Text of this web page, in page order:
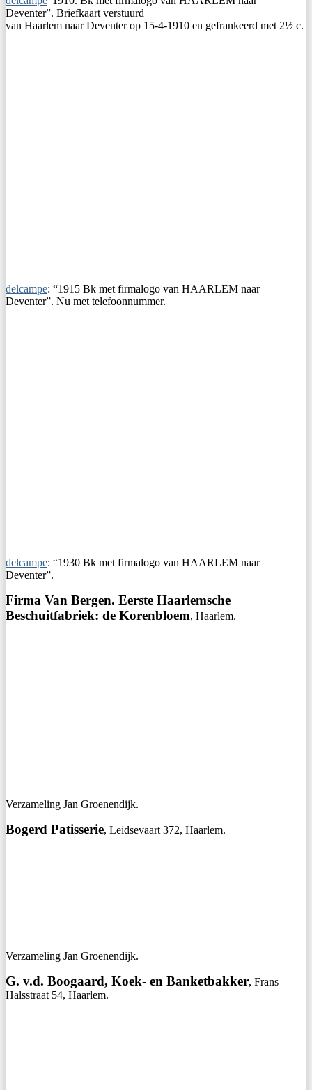
Deventer”. Briefkaart verstuurd
van Haarlem naar Deventer op 15-4-1910 en gefrankeerd met 2½ c.
delcampe: “1915 Bk met firmalogo van HAARLEM naar
Deventer”. Nu met telefoonnummer.
delcampe: “1930 Bk met firmalogo van HAARLEM naar
Deventer”.
Firma Van Bergen. Eerste Haarlemsche
Beschuitfabriek: de Korenbloem, Haarlem.
Verzameling Jan Groenendijk.
Bogerd Patisserie, Leidsevaart 372, Haarlem.
Verzameling Jan Groenendijk.
G. v.d. Boogaard, Koek- en Banketbakker, Frans
Halsstraat 54, Haarlem.